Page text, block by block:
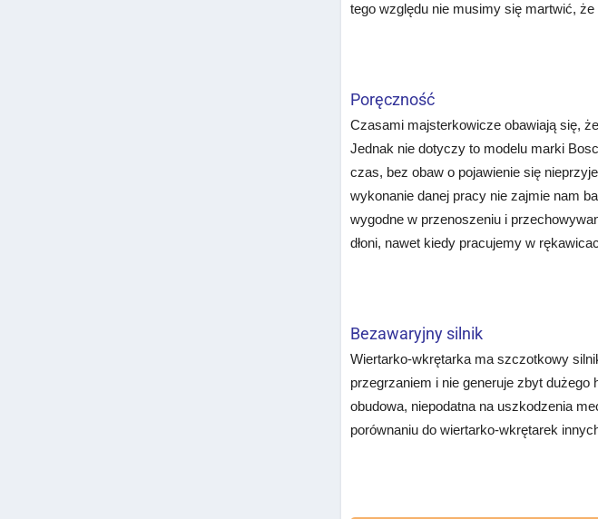
tego względu nie musimy się martwić,
Poręczność
Czasami majsterkowicze obawiają się,
Jednak nie dotyczy to modelu marki
czas, bez obaw o pojawienie się
wykonanie danej pracy nie zajmie nam
wygodne w przenoszeniu i
dłoni, nawet kiedy pracujemy w
Bezawaryjny silnik
Wiertarko-wkrętarka ma szczotkowy
przegrzaniem i nie generuje zbyt
obudowa, niepodatna na uszkodzenia
porównaniu do wiertarko-wkrętarek